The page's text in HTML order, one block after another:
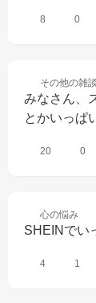
8 0
その他の雑談
みなさん、
とかいっぱ
20 0
心の悩み
SHEINでい
4 1